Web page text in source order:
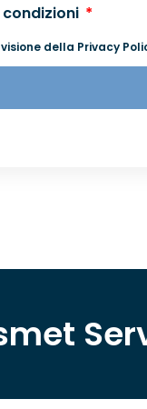
condizioni
visione della Privacy